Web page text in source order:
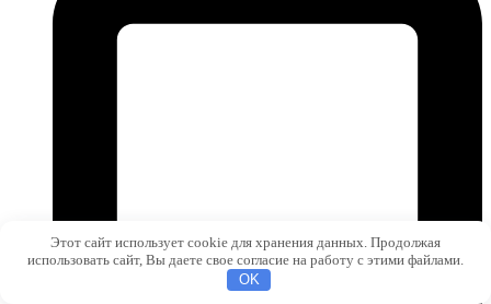
Этот сайт использует cookie для хранения данных. Продолжая
использовать сайт, Вы даете свое согласие на работу с этими файлами.
OK